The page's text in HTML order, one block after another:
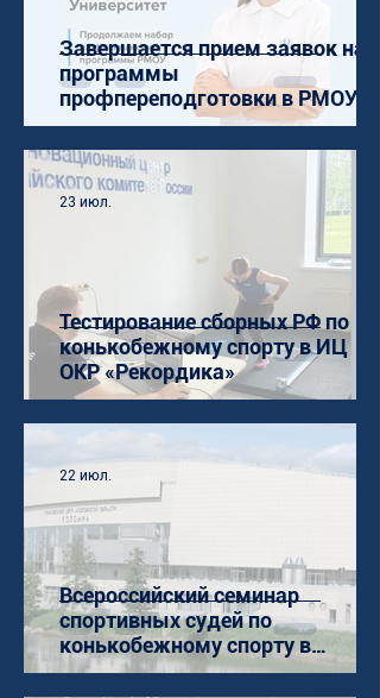
Завершается прием заявок на
программы
профпереподготовки в РМОУ
Тестирование сборных РФ по
конькобежному спорту в ИЦ
ОКР «Рекордика»
23 июл.
Всероссийский семинар
спортивных судей по
конькобежному спорту в
Коломне
22 июл.